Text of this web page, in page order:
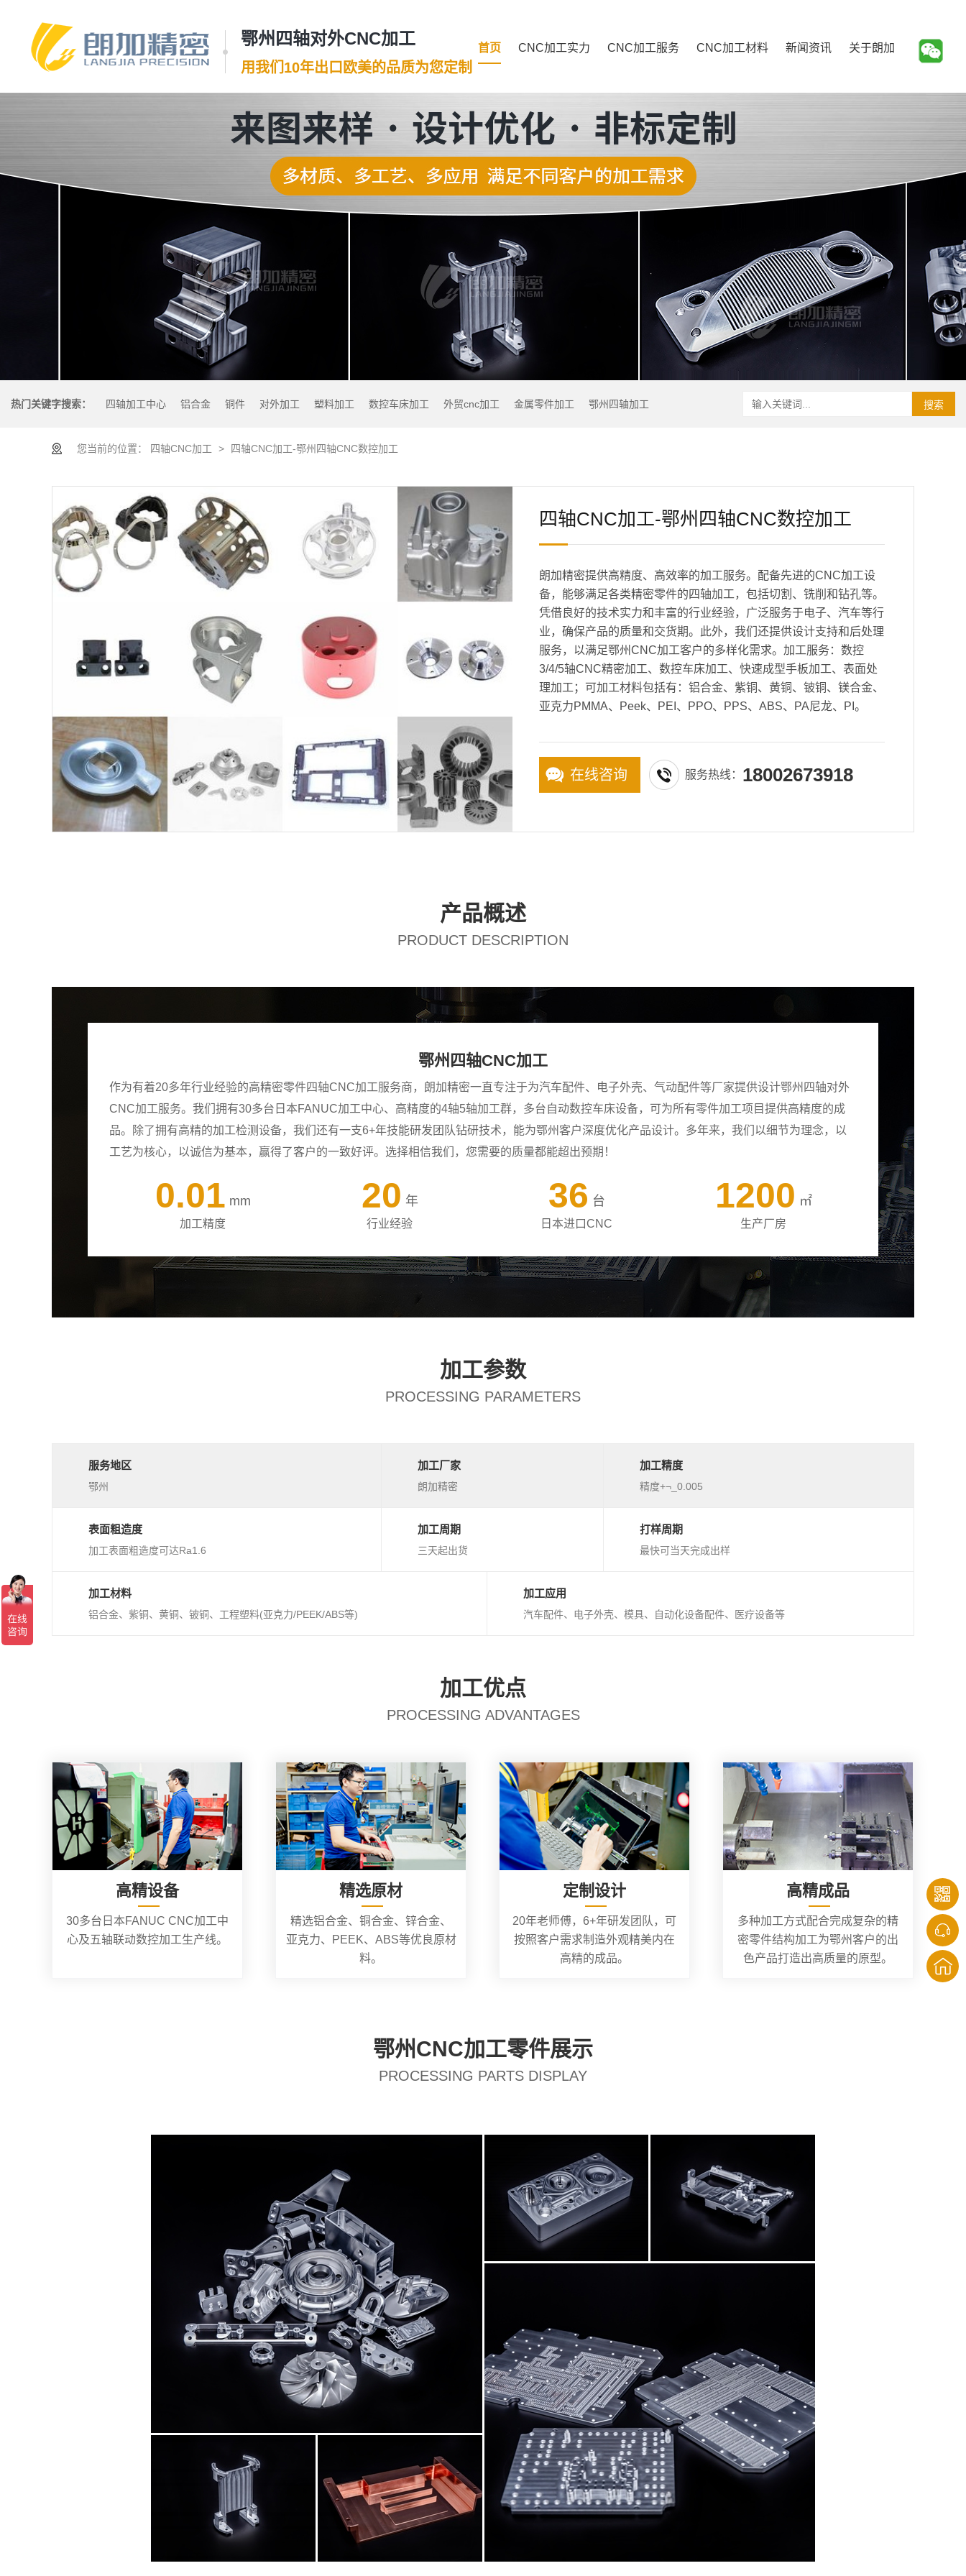
鄂州四轴对外CNC加工
用我们10年出口欧美的品质为您定制
首页 CNC加工实力 CNC加工服务 CNC加工材料 新闻资讯 关于朗加
热门关键字搜索： 四轴加工中心 铝合金 铜件 对外加工 塑料加工 数控车床加工 外贸cnc加工 金属零件加工 鄂州四轴加工 搜索
您当前的位置： 四轴CNC加工 > 四轴CNC加工-鄂州四轴CNC数控加工
四轴CNC加工-鄂州四轴CNC数控加工
朗加精密提供高精度、高效率的加工服务。配备先进的CNC加工设
备，能够满足各类精密零件的四轴加工，包括切割、铣削和钻孔等。
凭借良好的技术实力和丰富的行业经验，广泛服务于电子、汽车等行
业，确保产品的质量和交货期。此外，我们还提供设计支持和后处理
服务，以满足鄂州CNC加工客户的多样化需求。加工服务：数控
3/4/5轴CNC精密加工、数控车床加工、快速成型手板加工、表面处
理加工；可加工材料包括有：铝合金、紫铜、黄铜、铍铜、镁合金、
亚克力PMMA、Peek、PEI、PPO、PPS、ABS、PA尼龙、PI。
在线咨询 服务热线： 18002673918
产品概述
PRODUCT DESCRIPTION
鄂州四轴CNC加工
作为有着20多年行业经验的高精密零件四轴CNC加工服务商，朗加精密一直专注于为汽车配件、电子外壳、气动配件等厂家提供设计鄂州四轴对外
CNC加工服务。我们拥有30多台日本FANUC加工中心、高精度的4轴5轴加工群，多台自动数控车床设备，可为所有零件加工项目提供高精度的成
品。除了拥有高精的加工检测设备，我们还有一支6+年技能研发团队钻研技术，能为鄂州客户深度优化产品设计。多年来，我们以细节为理念，以
工艺为核心，以诚信为基本，赢得了客户的一致好评。选择相信我们，您需要的质量都能超出预期！
0.01 mm
加工精度
20 年
行业经验
36 台
日本进口CNC
1200 ㎡
生产厂房
加工参数
PROCESSING PARAMETERS
服务地区
鄂州
加工厂家
朗加精密
加工精度
精度+¬_0.005
表面粗造度
加工表面粗造度可达Ra1.6
加工周期
三天起出货
打样周期
最快可当天完成出样
加工材料
铝合金、紫铜、黄铜、铍铜、工程塑料(亚克力/PEEK/ABS等)
加工应用
汽车配件、电子外壳、模具、自动化设备配件、医疗设备等
加工优点
PROCESSING ADVANTAGES
高精设备
30多台日本FANUC CNC加工中
心及五轴联动数控加工生产线。
精选原材
精选铝合金、铜合金、锌合金、
亚克力、PEEK、ABS等优良原材
料。
定制设计
20年老师傅，6+年研发团队，可
按照客户需求制造外观精美内在
高精的成品。
高精成品
多种加工方式配合完成复杂的精
密零件结构加工为鄂州客户的出
色产品打造出高质量的原型。
鄂州CNC加工零件展示
PROCESSING PARTS DISPLAY